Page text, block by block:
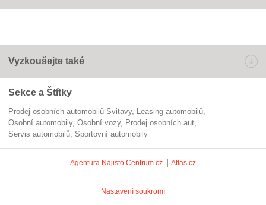
Vyzkoušejte také
Sekce a Štítky
Prodej osobních automobilů Svitavy
leasing automobilů
Osobní automobily
osobní vozy
prodej osobních aut
servis automobilů
sportovní automobily
Agentura Najisto Centrum.cz Atlas.cz
Nastavení soukromí